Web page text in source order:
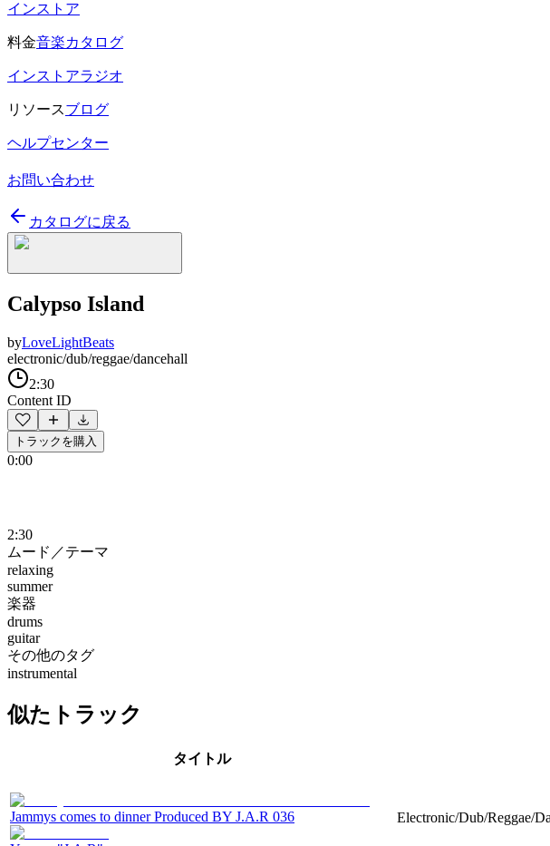
インストア
料金音楽カタログ
インストアラジオ
リソースブログ
ヘルプセンター
お問い合わせ
カタログに戻る
Calypso Island
byLoveLightBeats
electronic/dub/reggae/dancehall
2:30
Content ID
トラックを購入
0:00
2:30
ムード／テーマ
relaxing
summer
楽器
drums
guitar
その他のタグ
instrumental
似たトラック
タイトル
Jammys comes to dinner Produced BY J.A.R 036 Electronic/Dub/Reggae/